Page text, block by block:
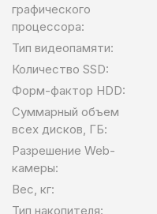
графического
процессора:
Тип видеопамяти:
Количество SSD:
Форм-фактор HDD:
Суммарный объем
всех дисков, ГБ:
Разрешение Web-
камеры:
Вес, кг:
Тип накопителя: